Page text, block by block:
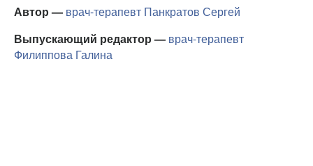
Автор — врач-терапевт Панкратов Сергей
Выпускающий редактор — врач-терапевт
Филиппова Галина